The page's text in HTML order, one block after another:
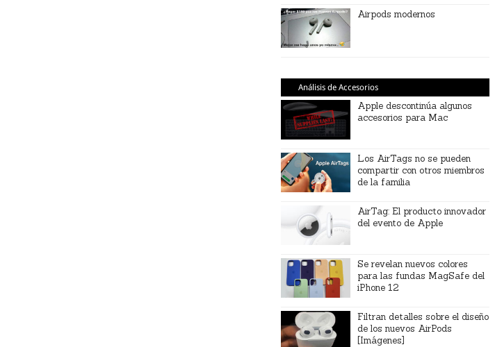
Airpods modernos
Análisis de Accesorios
Apple descontinúa algunos
accesorios para Mac
Los AirTags no se pueden
compartir con otros miembros
de la familia
AirTag: El producto innovador
del evento de Apple
Se revelan nuevos colores
para las fundas MagSafe del
iPhone 12
Filtran detalles sobre el diseño
de los nuevos AirPods
[Imágenes]